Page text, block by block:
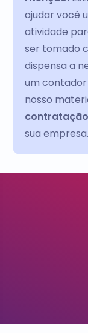
ajudar você
atividade
ser tomado
dispensa a
um contador
nosso
sua